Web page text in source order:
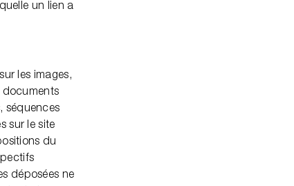
un lien a
les images,
documents
séquences
sur le site
du
déposées ne